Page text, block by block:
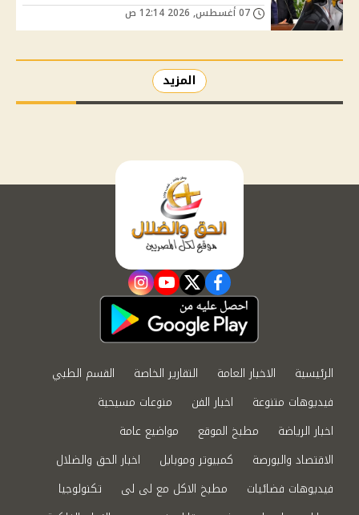
المزيد
facebook
twitter
youtube
instagram
الرئيسية الاخبار العامة التقارير الخاصة
القسم الطبي
فيديوهات متنوعة
اخبار الفن
منوعات مسيحية
اخبار الرياضة
مطبخ الموقع
مواضيع عامة
الاقتصاد والبورصة
كمبيوتر وموبايل
اخبار الحق والضلال
فيديوهات فضائيات
مطبخ الاكل مع لى لى
تكنولوجيا